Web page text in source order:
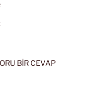
BİR CEVAP